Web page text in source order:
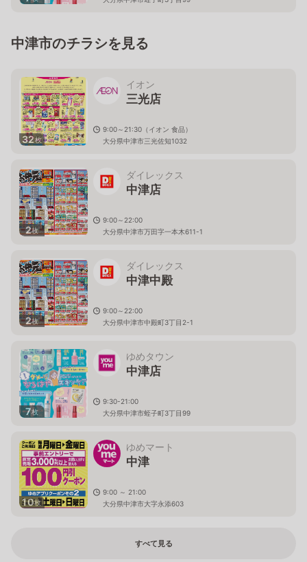
中津市のチラシを見る
32枚
イオン
三光店
9:00～21:30（イオン 食品）
大分県中津市三光佐知1032
2枚
ダイレックス
中津店
9:00～22:00
大分県中津市万田字一本木611-1
2枚
ダイレックス
中津中殿
9:00～22:00
大分県中津市中殿町3丁目2-1
7枚
ゆめタウン
中津店
9:30-21:00
大分県中津市蛭子町3丁目99
10枚
ゆめマート
中津
9:00 ～ 21:00
大分県中津市大字永添603
すべて見る